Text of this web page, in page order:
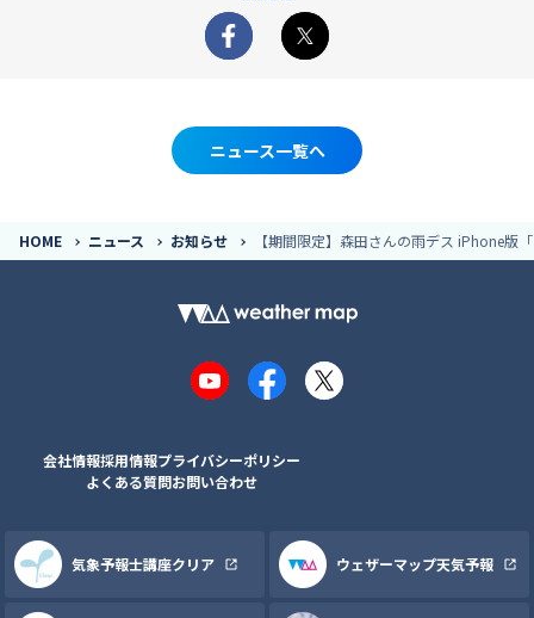
Facebook
X
ニュース一覧へ
HOME ニュース お知らせ 【期間限定】森田さんの雨デス iPhone版
YouTubeFacebook
X
会社情報採用情報プライバシーポリシー
よくある質問お問い合わせ
気象予報士講座クリア ウェザーマップ天気予報